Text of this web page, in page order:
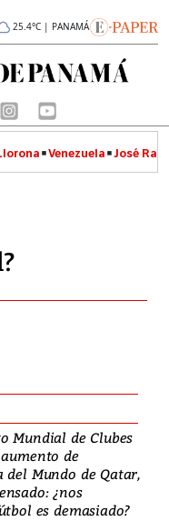
25.4°C | PANAMÁ
Venezuela José
Mundial de Clubes
de
Mundo de Qatar,
¿nos
es demasiado?